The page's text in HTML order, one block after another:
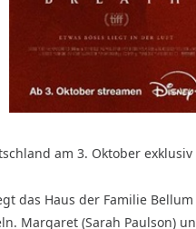
am 3. Oktober exklusiv
das Haus der Familie
Margaret (Sarah Paulson)